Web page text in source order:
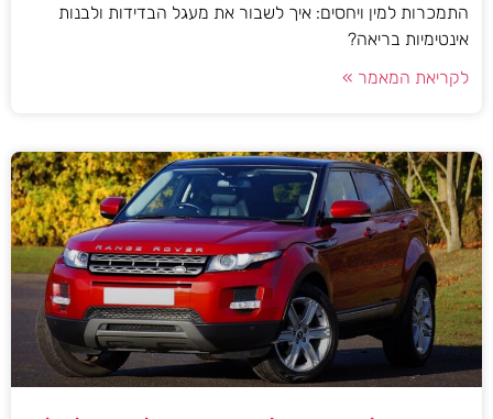
התמכרות למין ויחסים: איך לשבור את מעגל הבדידות ולבנות
אינטימיות בריאה?
לקריאת המאמר »